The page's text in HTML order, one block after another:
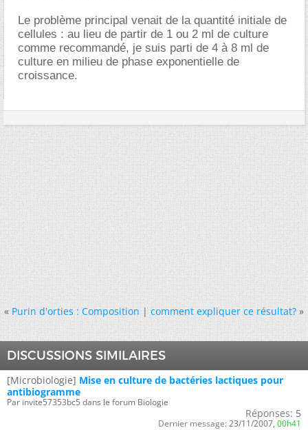
Le problème principal venait de la quantité initiale de
cellules : au lieu de partir de 1 ou 2 ml de culture
comme recommandé, je suis parti de 4 à 8 ml de
culture en milieu de phase exponentielle de
croissance.
« Purin d'orties : Composition|comment expliquer ce résultat? »
DISCUSSIONS SIMILAIRES
[Microbiologie] Mise en culture de bactéries lactiques pour
antibiogramme
Par invite57353bc5 dans le forum Biologie
Réponses: 5
Dernier message: 23/11/2007, 00h41